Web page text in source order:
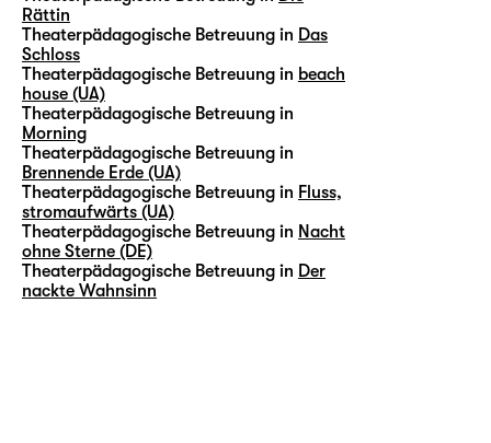
Rättin
Theaterpädagogische Betreuung in Das
Schloss
Theaterpädagogische Betreuung in beach
house (UA)
Theaterpädagogische Betreuung in
Morning
Theaterpädagogische Betreuung in
Brennende Erde (UA)
Theaterpädagogische Betreuung in Fluss,
stromaufwärts (UA)
Theaterpädagogische Betreuung in Nacht
ohne Sterne (DE)
Theaterpädagogische Betreuung in Der
nackte Wahnsinn